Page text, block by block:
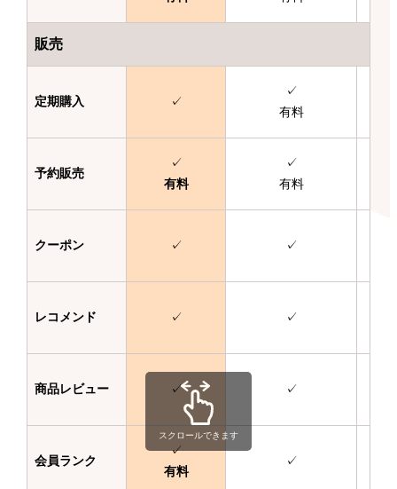
販売
定期購入 ✓
✓
有料
予約販売
✓
有料
✓
有料
クーポン ✓ ✓
レコメンド ✓ ✓
商品レビュー ✓ ✓
会員ランク
✓
有料
✓
スクロールできます